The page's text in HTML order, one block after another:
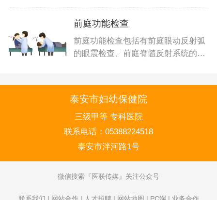
前庭功能检查
前庭功能检查包括有前庭眼动反射弧
的眼震检查、前庭脊髓反射系统的平
泰安市妇幼保健院
三级甲等 专科医院
联系电话： 05388224518
泰安市泮河路1号
微信搜索 医联传媒 关注公众号
联系我们 | 网站合作| 人才招聘| 网站地图 | PC端| 业务合作